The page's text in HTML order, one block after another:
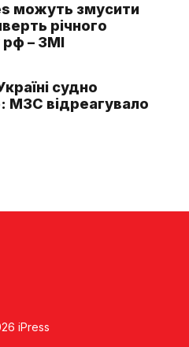
можуть змусити
річного
– ЗМІ
судно
МЗС відреагувало
iPress